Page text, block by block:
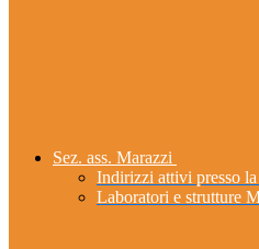
Sez. ass. Marazzi
Indirizzi attivi presso
Laboratori e strutture